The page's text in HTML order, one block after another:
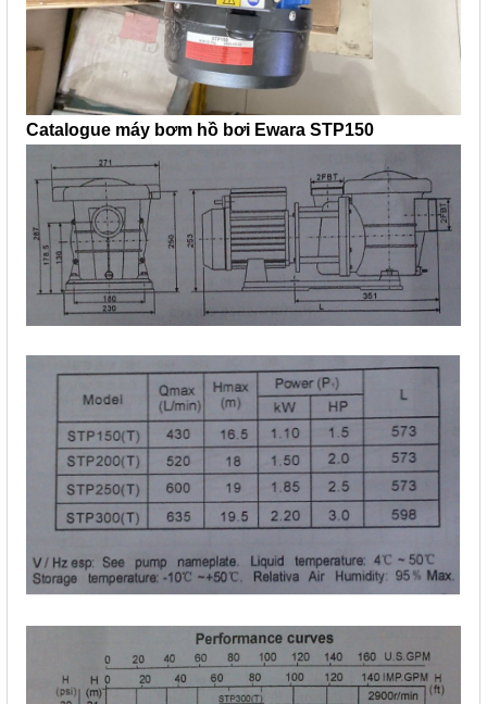
Catalogue máy bơm hồ bơi Ewara STP150